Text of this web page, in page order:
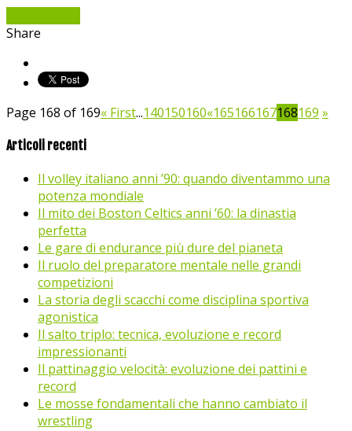
Share
Page 168 of 169« First...140150160«165166167168169 »
Articoli recenti
Il volley italiano anni ’90: quando diventammo una
potenza mondiale
Il mito dei Boston Celtics anni ’60: la dinastia
perfetta
Le gare di endurance più dure del pianeta
Il ruolo del preparatore mentale nelle grandi
competizioni
La storia degli scacchi come disciplina sportiva
agonistica
Il salto triplo: tecnica, evoluzione e record
impressionanti
Il pattinaggio velocità: evoluzione dei pattini e
record
Le mosse fondamentali che hanno cambiato il
wrestling